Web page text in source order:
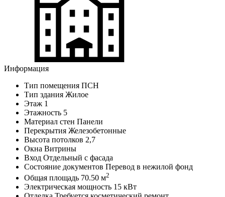
Информация
Тип помещения ПСН
Тип здания Жилое
Этаж 1
Этажность 5
Материал стен Панели
Перекрытия Железобетонные
Высота потолков 2,7
Окна Витрины
Вход Отдельный с фасада
Состояние документов Перевод в нежилой фонд
Общая площадь 70.50 м2
Электрическая мощность 15 кВт